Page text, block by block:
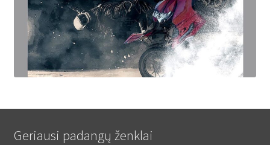
Geriausi padangų ženklai